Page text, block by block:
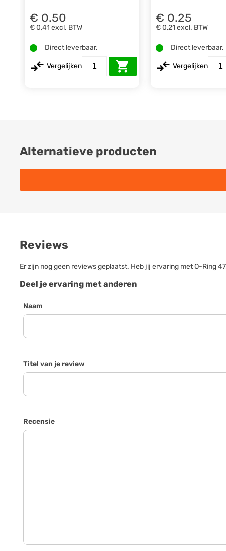
€ 0.50
€ 0,41 excl. BTW
Direct leverbaar.
Vergelijken
€ 0.25
€ 0,21 excl. BTW
Direct leverbaar.
Vergelijken
Alternatieve producten
Reviews
Er zijn nog geen reviews geplaatst. Heb jij ervaring met O-Ring
Deel je ervaring met anderen
Naam
Titel van je review
Recensie